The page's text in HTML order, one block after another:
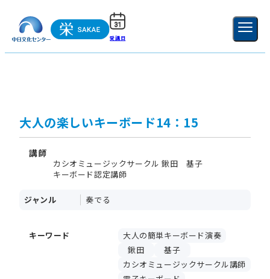
受講日 新規登録
大人の楽しいキーボード14：15
講師
カシオミュージックサークル 鍬田 基子
キーボード認定講師
ジャンル 奏でる
キーワード
大人の簡単キーボード演奏
鍬田
基子
カシオミュージックサークル講師